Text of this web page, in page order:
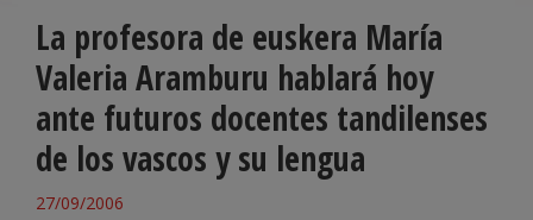
La profesora de euskera María
Valeria Aramburu hablará hoy
ante futuros docentes tandilenses
de los vascos y su lengua
27/09/2006